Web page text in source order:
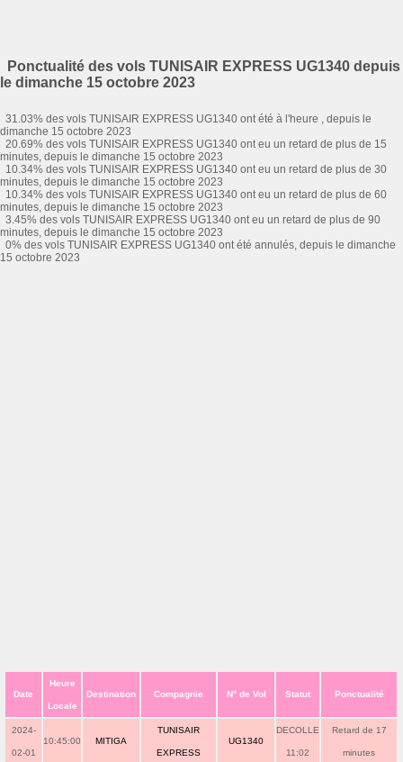
Ponctualité des vols TUNISAIR EXPRESS UG1340 depuis
le dimanche 15 octobre 2023
31.03% des vols TUNISAIR EXPRESS UG1340 ont été à l'heure , depuis le
dimanche 15 octobre 2023
20.69% des vols TUNISAIR EXPRESS UG1340 ont eu un retard de plus de 15
minutes, depuis le dimanche 15 octobre 2023
10.34% des vols TUNISAIR EXPRESS UG1340 ont eu un retard de plus de 30
minutes, depuis le dimanche 15 octobre 2023
10.34% des vols TUNISAIR EXPRESS UG1340 ont eu un retard de plus de 60
minutes, depuis le dimanche 15 octobre 2023
3.45% des vols TUNISAIR EXPRESS UG1340 ont eu un retard de plus de 90
minutes, depuis le dimanche 15 octobre 2023
0% des vols TUNISAIR EXPRESS UG1340 ont été annulés, depuis le dimanche
15 octobre 2023
Date
Heure
Locale
Destination Compagnie N° de Vol Statut Ponctualité
2024-
02-01
10:45:00 MITIGA
TUNISAIR
EXPRESS
UG1340
DECOLLE
11:02
Retard de 17
minutes